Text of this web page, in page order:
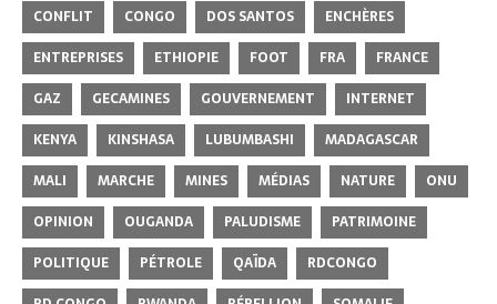
CONFLIT
CONGO DOS SANTOS
ENCHÈRES
ENTREPRISES
ETHIOPIE FOOT FRA
FRANCE
GAZ
GECAMINES GOUVERNEMENT
INTERNET
KENYA
KINSHASA LUBUMBASHI
MADAGASCAR
MALI
MARCHE MINES MÉDIAS NATURE
ONU
OPINION
OUGANDA PALUDISME
PATRIMOINE
POLITIQUE
PÉTROLE QAÏDA
RDCONGO